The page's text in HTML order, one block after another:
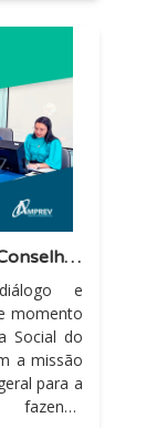
1ª Reunião Ordinária do Conselho Estadual de Previdência.
e
momento
Social do
para a